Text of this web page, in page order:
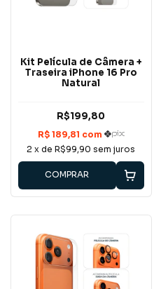
Kit Película de Câmera +
Traseira iPhone 16 Pro
Natural
R$199,80
2 x deR$99,90 sem juros
COMPRAR